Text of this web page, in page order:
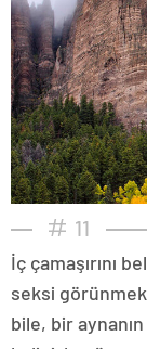
11
İç çamaşırını
seksi görünmek
bile, bir